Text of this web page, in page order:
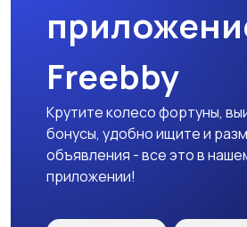
Другое
Freebby
Крутите колесо фортуны,
бонусы, удобно ищите и
объявления - все это в
приложении!